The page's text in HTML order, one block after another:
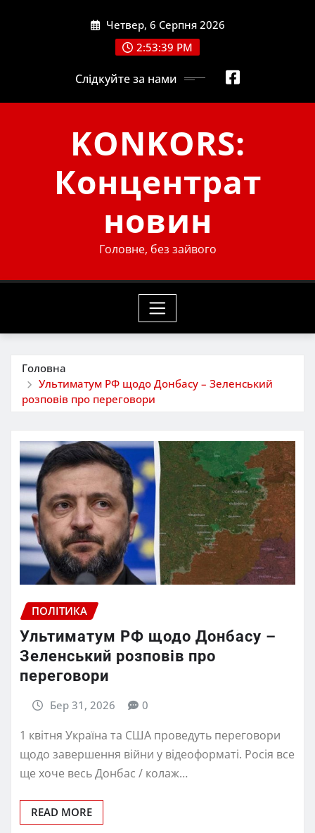
Четвер, 6 Серпня 2026
2:53:39 PM
Слідкуйте за нами
KONKORS:
Концентрат
новин
Головне, без зайвого
Головна
Ультиматум РФ щодо Донбасу – Зеленський
розповів про переговори
ПОЛІТИКА
Ультиматум РФ щодо Донбасу –
Зеленський розповів про
переговори
Бер 31, 2026 0
1 квітня Україна та США проведуть переговори
щодо завершення війни у відеоформаті. Росія все
ще хоче весь Донбас / колаж…
READ MORE